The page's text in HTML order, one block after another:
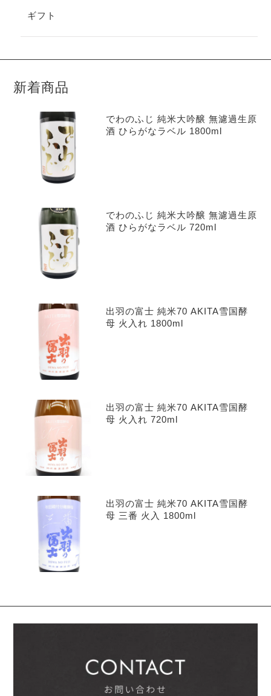
ギフト
新着商品
でわのふじ 純米大吟醸 無濾過生原
酒 ひらがなラベル 1800ml
でわのふじ 純米大吟醸 無濾過生原
酒 ひらがなラベル 720ml
出羽の富士 純米70 AKITA雪国酵
母 火入れ 1800ml
出羽の富士 純米70 AKITA雪国酵
母 火入れ 720ml
出羽の富士 純米70 AKITA雪国酵
母 三番 火入 1800ml